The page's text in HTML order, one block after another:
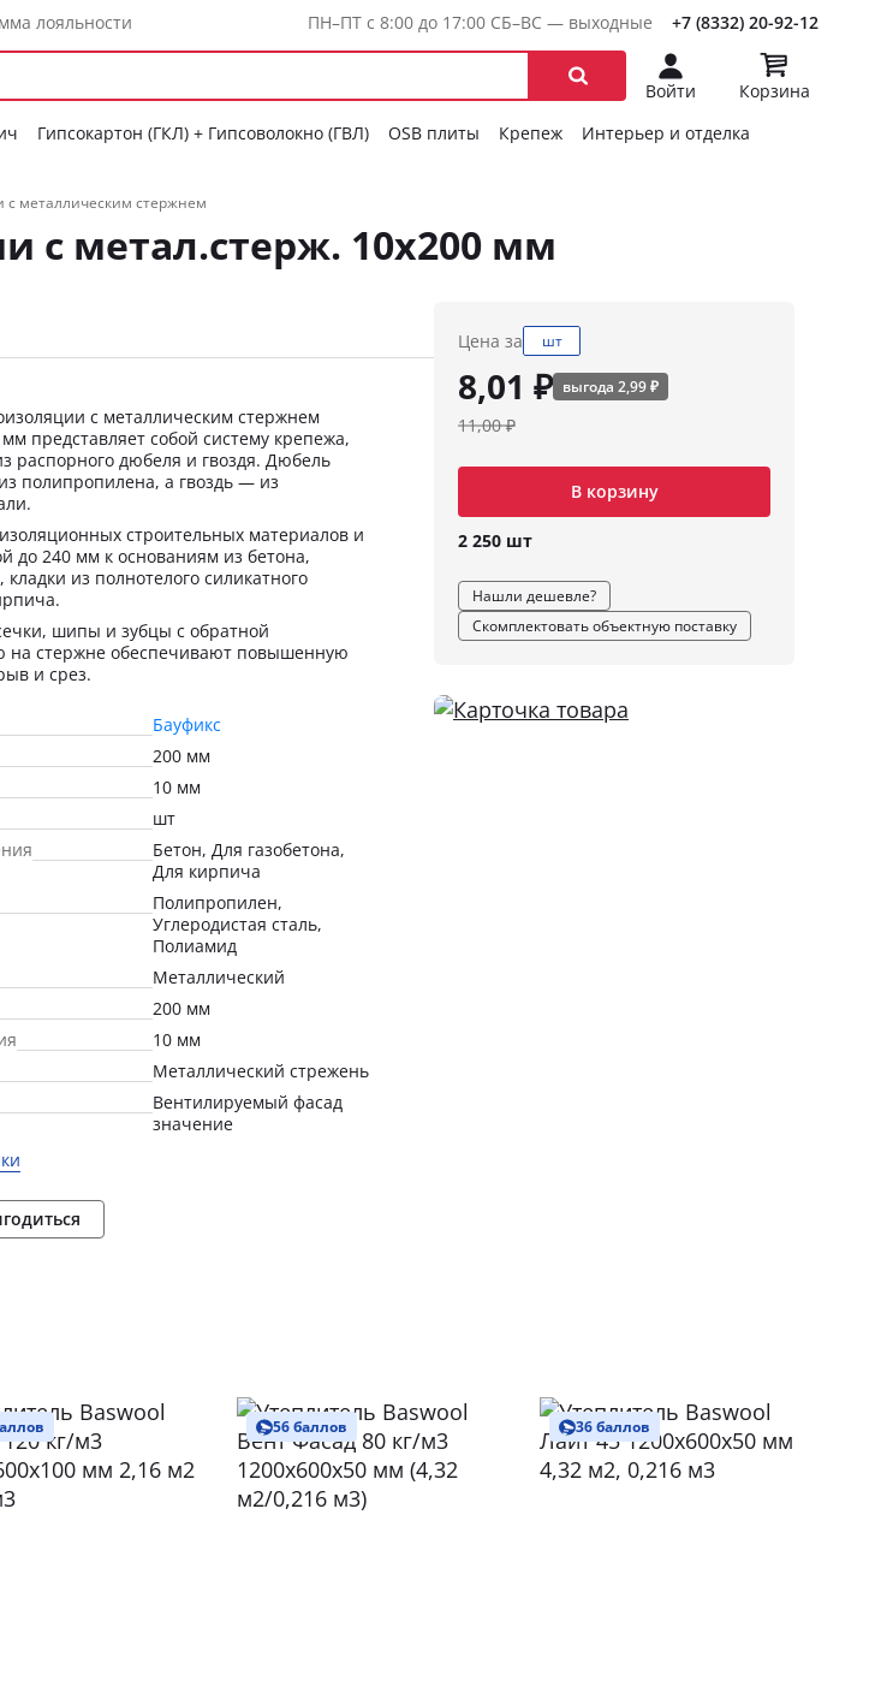
лояльности ПН–ПТ с 8:00 до 17:00 СБ–ВС — выходные +7 (8332) 20-92-12
Войти
Корзина
Гипсокартон (ГКЛ) + Гипсоволокно (ГВЛ) OSB плиты Крепеж Интерьер и отделка
металлическим стержнем
с метал.стерж. 10х200 мм
с металлическим стержнем
представляет собой систему крепежа,
распорного дюбеля и гвоздя. Дюбель
полипропилена, а гвоздь — из
строительных материалов и
до 240 мм к основаниям из бетона,
кладки из полнотелого силикатного
шипы и зубцы с обратной
на стержне обеспечивают повышенную
и срез.
Бауфикс
200 мм
10 мм
шт
Бетон, Для газобетона,
Для кирпича
Полипропилен,
Углеродистая сталь,
Полиамид
Металлический
200 мм
10 мм
Металлический стрежень
Вентилируемый фасад
значение
Цена за шт
8,01 ₽ выгода 2,99 ₽
11,00 ₽
В корзину
2 250 шт
Нашли дешевле?
Скомплектовать объектную поставку
56 баллов 36 баллов